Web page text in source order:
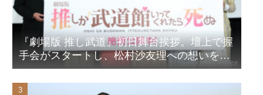
『劇場版 推し武道』初日舞台挨拶。壇上で握
手会がスタートし、松村沙友理への想いをア
ピール！？